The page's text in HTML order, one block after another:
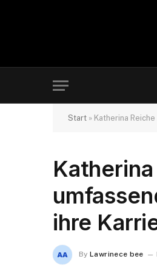
Start » Katherina
ihre
By Lawrinece bee